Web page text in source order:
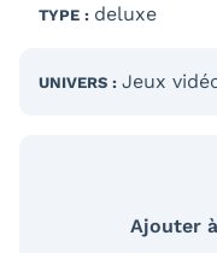
TYPE : deluxe
UNIVERS : Jeux
Ajouter